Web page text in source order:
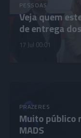
PESSOAS
Veja quem
de entrega
17 Jul 00:01
PRAZERES
Muito público
MADS